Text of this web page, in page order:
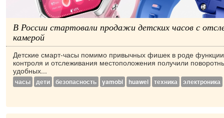
В России стартовали продажи детских часов с
камерой
Детские смарт-часы помимо привычных фишек в роде функции
контроля и отслеживания местоположения получили
удобных...
часы дети безопасность yamobi huawei техника электроника